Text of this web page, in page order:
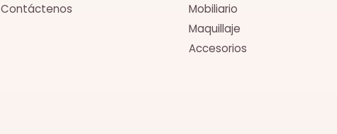
Contáctenos
Mobiliario
Maquillaje
Accesorios